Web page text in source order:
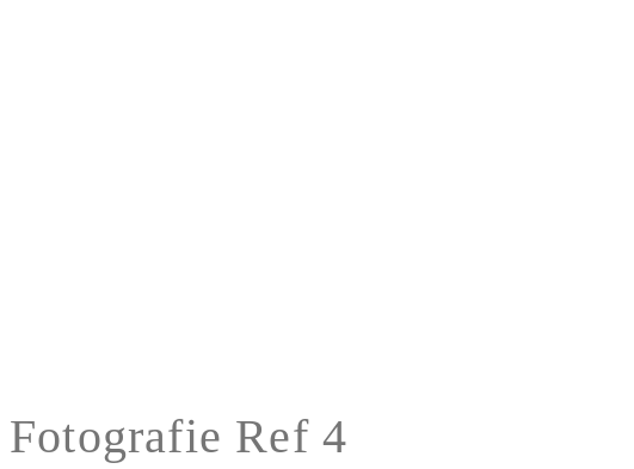
Fotografie Ref 4